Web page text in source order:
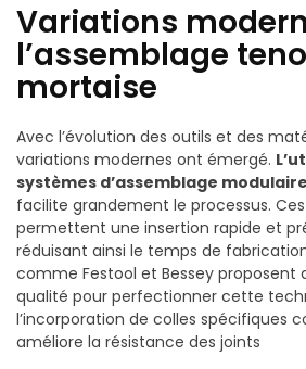
Variations
l’assemblage
mortaise
Avec l’évolution des outils et des
variations modernes ont émergé.
systèmes d’assemblage
facilite grandement le processus.
permettent une insertion rapide et
réduisant ainsi le temps de
comme Festool et Bessey proposent
qualité pour perfectionner cette
l’incorporation de colles spécifiques
améliore la résistance des joints